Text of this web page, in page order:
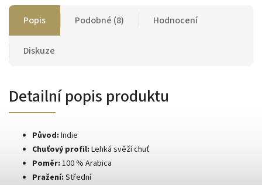
Popis Podobné (8) Hodnocení
Diskuze
Detailní popis produktu
Původ: Indie
Chuťový profil: Lehká svěží chuť
Poměr: 100 % Arabica
Pražení: Střední